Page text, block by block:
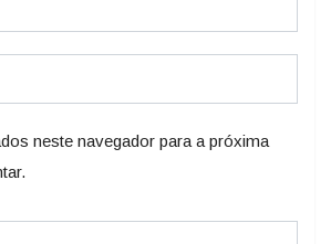
neste navegador para a próxima